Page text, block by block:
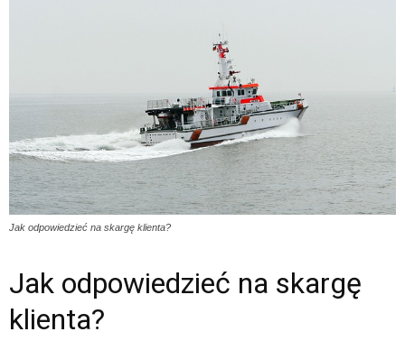
Jak odpowiedzieć na skargę klienta?
Jak odpowiedzieć na skargę
klienta?